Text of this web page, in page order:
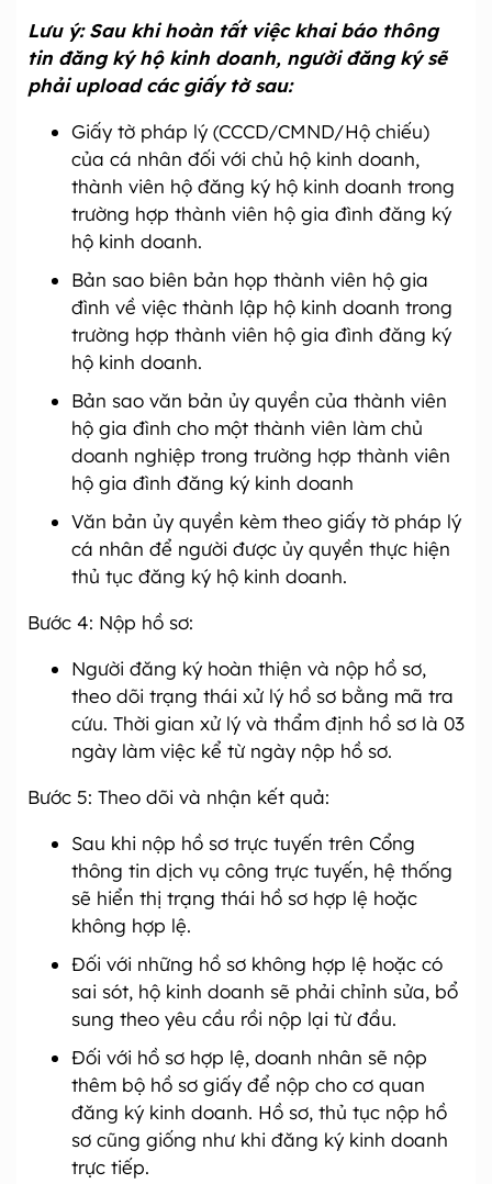
Lưu ý: Sau khi hoàn tất việc khai báo thông
tin đăng ký hộ kinh doanh, người đăng ký sẽ
phải upload các giấy tờ sau:
Giấy tờ pháp lý (CCCD/CMND/Hộ chiếu)
của cá nhân đối với chủ hộ kinh doanh,
thành viên hộ đăng ký hộ kinh doanh trong
trường hợp thành viên hộ gia đình đăng ký
hộ kinh doanh.
Bản sao biên bản họp thành viên hộ gia
đình về việc thành lập hộ kinh doanh trong
trường hợp thành viên hộ gia đình đăng ký
hộ kinh doanh.
Bản sao văn bản ủy quyền của thành viên
hộ gia đình cho một thành viên làm chủ
doanh nghiệp trong trường hợp thành viên
hộ gia đình đăng ký kinh doanh
Văn bản ủy quyền kèm theo giấy tờ pháp lý
cá nhân để người được ủy quyền thực hiện
thủ tục đăng ký hộ kinh doanh.
Bước 4: Nộp hồ sơ:
Người đăng ký hoàn thiện và nộp hồ sơ,
theo dõi trạng thái xử lý hồ sơ bằng mã tra
cứu. Thời gian xử lý và thẩm định hồ sơ là 03
ngày làm việc kể từ ngày nộp hồ sơ.
Bước 5: Theo dõi và nhận kết quả:
Sau khi nộp hồ sơ trực tuyến trên Cổng
thông tin dịch vụ công trực tuyến, hệ thống
sẽ hiển thị trạng thái hồ sơ hợp lệ hoặc
không hợp lệ.
Đối với những hồ sơ không hợp lệ hoặc có
sai sót, hộ kinh doanh sẽ phải chỉnh sửa, bổ
sung theo yêu cầu rồi nộp lại từ đầu.
Đối với hồ sơ hợp lệ, doanh nhân sẽ nộp
thêm bộ hồ sơ giấy để nộp cho cơ quan
đăng ký kinh doanh. Hồ sơ, thủ tục nộp hồ
sơ cũng giống như khi đăng ký kinh doanh
trực tiếp.